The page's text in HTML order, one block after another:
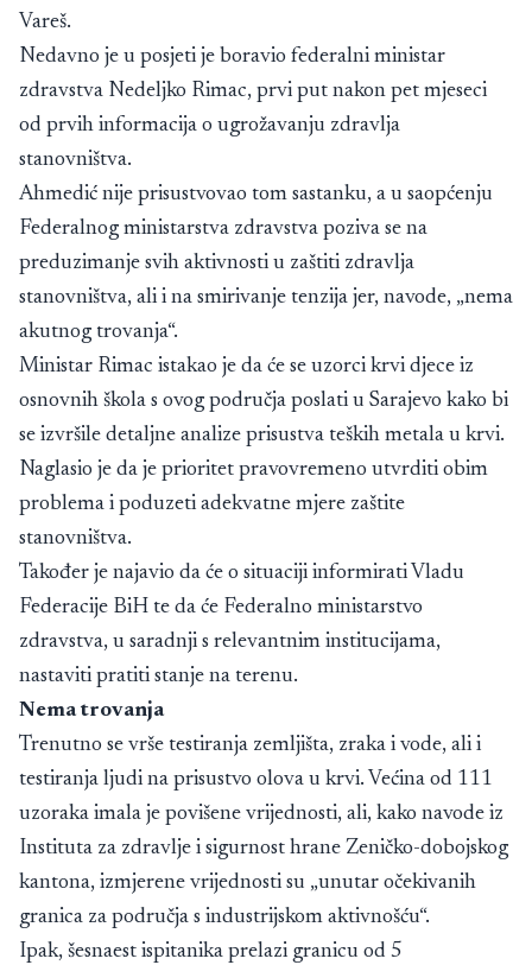
Vareš.
Nedavno je u posjeti je boravio federalni ministar
zdravstva Nedeljko Rimac, prvi put nakon pet mjeseci
od prvih informacija o ugrožavanju zdravlja
stanovništva.
Ahmedić nije prisustvovao tom sastanku, a u saopćenju
Federalnog ministarstva zdravstva poziva se na
preduzimanje svih aktivnosti u zaštiti zdravlja
stanovništva, ali i na smirivanje tenzija jer, navode, „nema
akutnog trovanja“.
Ministar Rimac istakao je da će se uzorci krvi djece iz
osnovnih škola s ovog područja poslati u Sarajevo kako bi
se izvršile detaljne analize prisustva teških metala u krvi.
Naglasio je da je prioritet pravovremeno utvrditi obim
problema i poduzeti adekvatne mjere zaštite
stanovništva.
Također je najavio da će o situaciji informirati Vladu
Federacije BiH te da će Federalno ministarstvo
zdravstva, u saradnji s relevantnim institucijama,
nastaviti pratiti stanje na terenu.
Nema trovanja
Trenutno se vrše testiranja zemljišta, zraka i vode, ali i
testiranja ljudi na prisustvo olova u krvi. Većina od 111
uzoraka imala je povišene vrijednosti, ali, kako navode iz
Instituta za zdravlje i sigurnost hrane Zeničko-dobojskog
kantona, izmjerene vrijednosti su „unutar očekivanih
granica za područja s industrijskom aktivnošću“.
Ipak, šesnaest ispitanika prelazi granicu od 5